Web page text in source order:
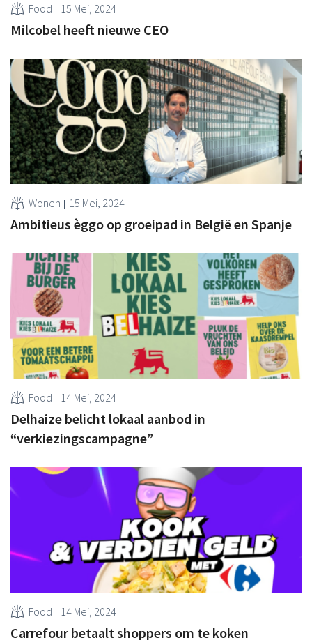
Food 15 Mei, 2024
Milcobel heeft nieuwe CEO
Wonen 15 Mei, 2024
Ambitieus èggo op groeipad in België en Spanje
Food 14 Mei, 2024
Delhaize belicht lokaal aanbod in
“verkiezingscampagne”
Food 14 Mei, 2024
Carrefour betaalt shoppers om te koken